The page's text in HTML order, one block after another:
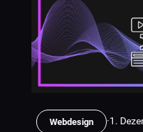
Webdesign ·1.